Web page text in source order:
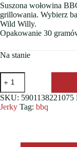
Suszona wołowina
grillowania. Wybierz
Wild Willy.
Opakowanie 30
Na stanie
ilość
Wild
Willy
Beef
Jerky
SKU: 5901138221075
Jerky Tag: bbq